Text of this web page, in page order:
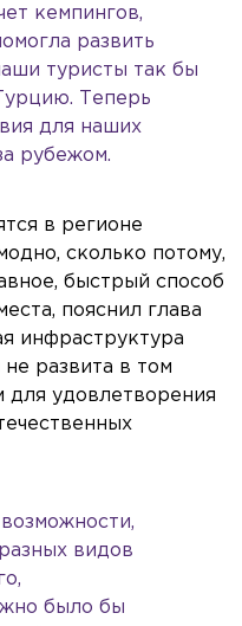
кемпингов,
развить
туристы так бы
Теперь
для наших
рубежом.
в регионе
сколько потому,
быстрый способ
пояснил глава
инфраструктура
развита в том
для удовлетворения
видов
было бы